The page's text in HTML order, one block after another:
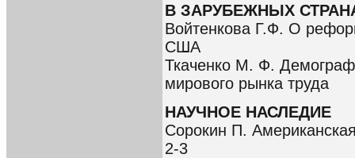
В ЗАРУБЕЖНЫХ
Войтенкова Г.Ф. О
США
Ткаченко М. Ф.
мирового рынка труда
НАУЧНОЕ НАСЛЕДИЕ
Сорокин П.
2-3